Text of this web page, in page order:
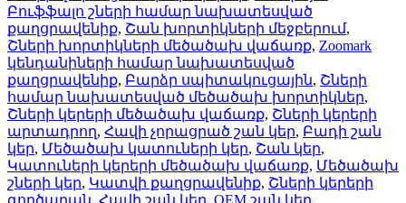
Բուֆֆալո շների համար նախատեսված
քաղցրավենիք, Շան խորտիկների մեջբերում,
Շների խորտիկների մեծածախ վաճառք, Zoomark
կենդանիների համար նախատեսված
քաղցրավենիք, Բարձր սպիտակուցային, Շների
համար նախատեսված մեծածախ խորտիկներ,
Շների կերերի մեծածախ վաճառք, Շների կերերի
արտադրող, Հավի չորացրած շան կեր, Բադի շան
կեր, Մեծածախ կատուների կեր, Շան կեր,
Կատուների կերերի մեծածախ վաճառք, Մեծածախ
շների կեր, Կատվի քաղցրավենիք, Շների կերերի
գործարան, Հավի շան կեր, OEM շան կեր,